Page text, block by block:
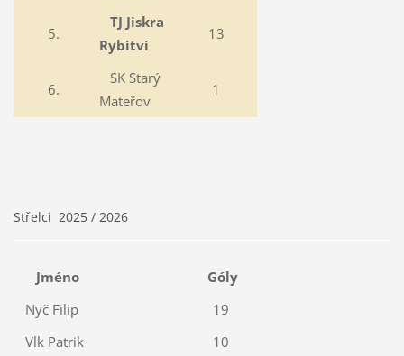
5.
TJ Jiskra
Rybitví
13
6.
SK Starý
Mateřov
1
Střelci 2025 / 2026
Jméno
Góly
Nyč Filip
19
Vlk Patrik
10